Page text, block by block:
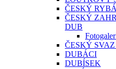
ČESKÝ
ČESKÝ
DUB
ČESKÝ
DUBÁCI
DUBÍSEK